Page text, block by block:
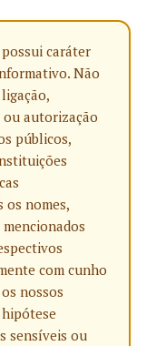
caráter
Não
autorização
públicos,
os nomes,
com cunho
nossos
sensíveis ou